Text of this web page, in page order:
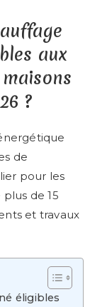
aux
?
de
pour les
de 15
et travaux
éligibles